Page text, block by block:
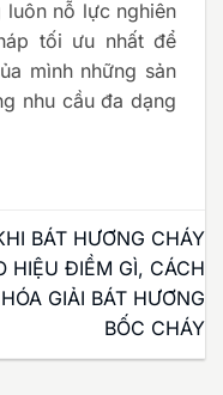
luôn nỗ lực nghiên
tối ưu nhất để
mình những sản
nhu cầu đa dạng
BÁT HƯƠNG CHÁY
HIỆU ĐIỀM GÌ, CÁCH
HÓA GIẢI BÁT HƯƠNG
BỐC CHÁY